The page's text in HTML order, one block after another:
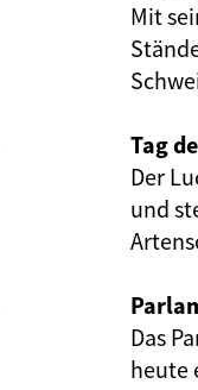
Mit
Tag
Der
und
Das
heute